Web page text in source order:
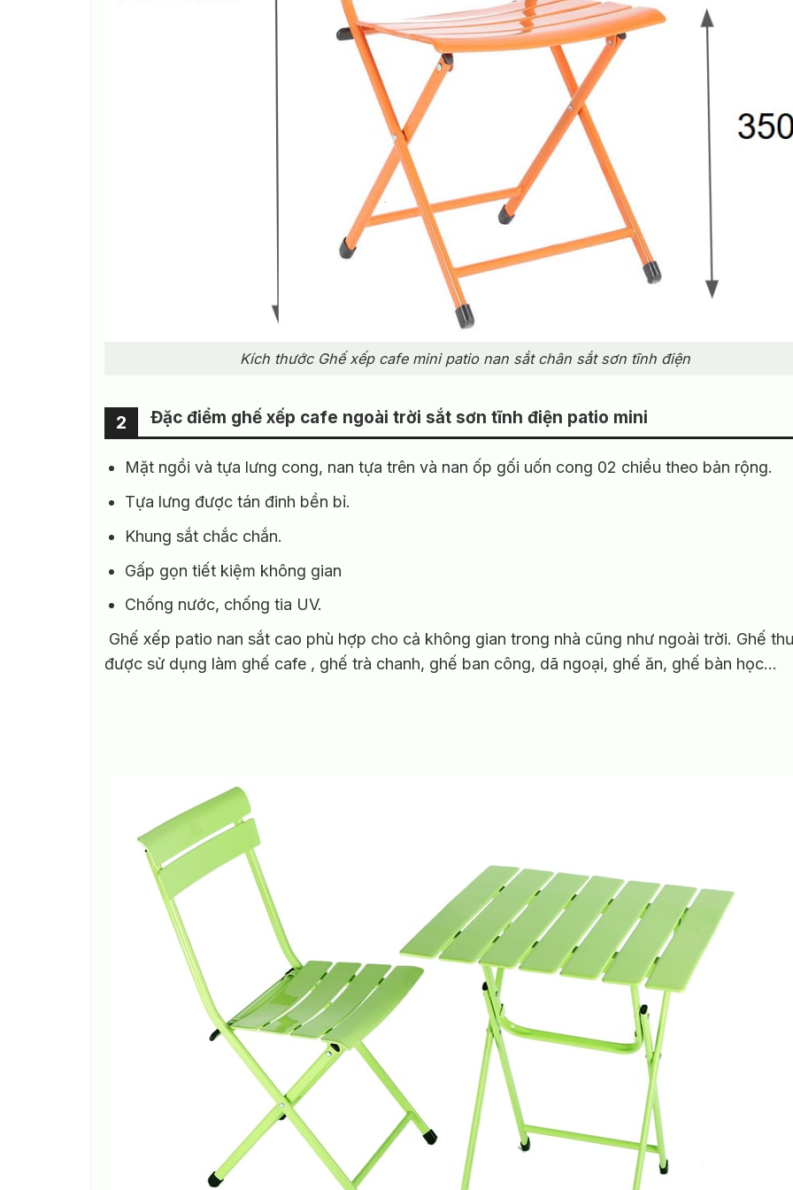
Kích thước Ghế xếp cafe mini patio nan sắt chân sắt sơn tĩnh điện
Đặc điểm ghế xếp cafe ngoài trời sắt sơn tĩnh điện patio mini
2
Mặt ngồi và tựa lưng cong, nan tựa trên và nan ốp gối uốn cong 02 chiều theo bản rộng.
Tựa lưng được tán đinh bền bỉ.
Khung sắt chắc chắn.
Gấp gọn tiết kiệm không gian
Chống nước, chống tia UV.
Ghế xếp patio nan sắt cao phù hợp cho cả không gian trong nhà cũng như ngoài trời. Ghế
được sử dụng làm ghế cafe , ghế trà chanh, ghế ban công, dã ngoại, ghế ăn, ghế bàn học…